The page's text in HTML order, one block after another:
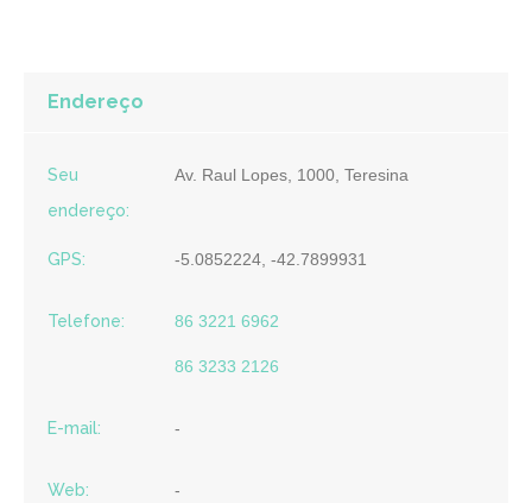
Endereço
Seu
endereço:
Av. Raul Lopes, 1000, Teresina
GPS: -5.0852224, -42.7899931
Telefone: 86 3221 6962
86 3233 2126
E-mail: -
Web: -